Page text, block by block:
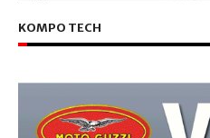
KOMPO TECH